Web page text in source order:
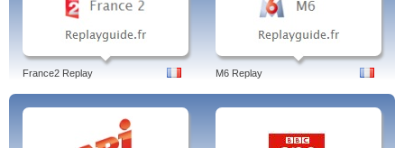
France2 Replay M6 Replay